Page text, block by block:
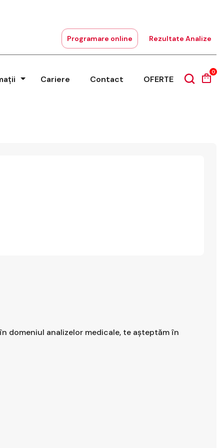
Programare online Rezultate Analize
Cariere Contact OFERTE
0
domeniul analizelor medicale, te așteptăm în